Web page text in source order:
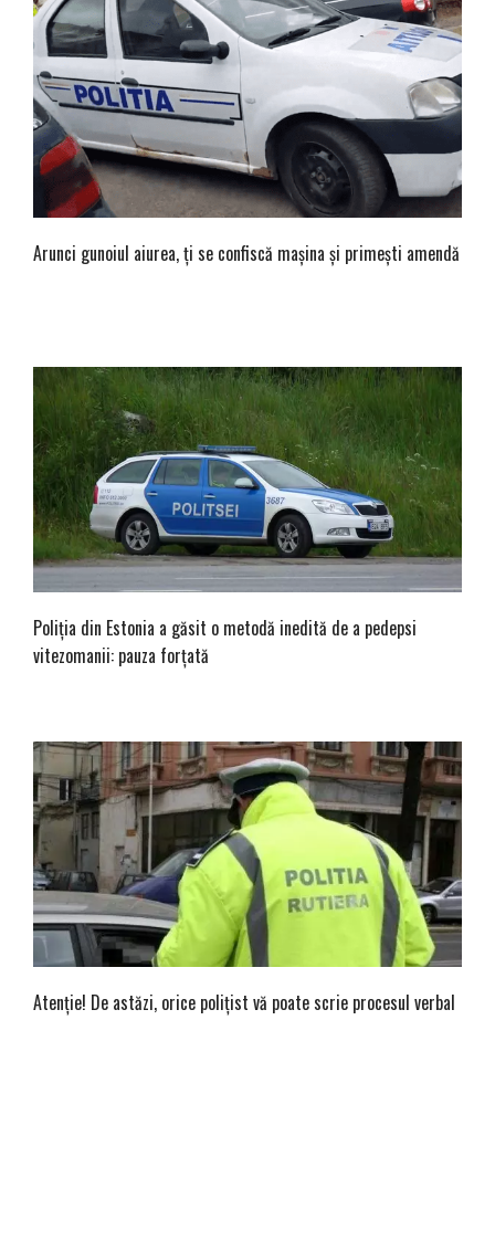
Arunci gunoiul aiurea, ți se confiscă mașina și primești amendă
Poliția din Estonia a găsit o metodă inedită de a pedepsi
vitezomanii: pauza forțată
Atenție! De astăzi, orice polițist vă poate scrie procesul verbal